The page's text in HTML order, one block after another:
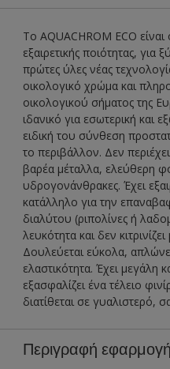
Το AQUACHROM ECO
εξαιρετικής ποιότητας, για
πρώτες ύλες νέας
οικολογικό χρώμα και
οικολογικού σήματος της
ιδανικό για εσωτερική και
ειδική του σύνθεση
το περιβάλλον. Δεν
βαρέα μέταλλα, ελεύθερη
υδρογονάνθρακες. Έχει
κατάλληλο για την
διαλύτου (ριπολίνες ή
λευκότητα και δεν
Δουλεύεται εύκολα,
ελαστικότητα. Έχει μεγάλη
εξασφαλίζει ένα τέλειο
διατίθεται σε γυαλιστερό,
Περιγραφή